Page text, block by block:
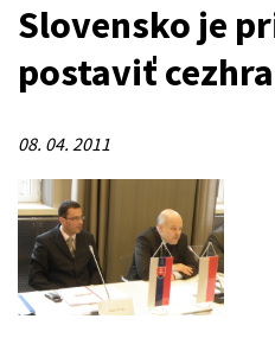
Slovensko je
postaviť
08. 04. 2011